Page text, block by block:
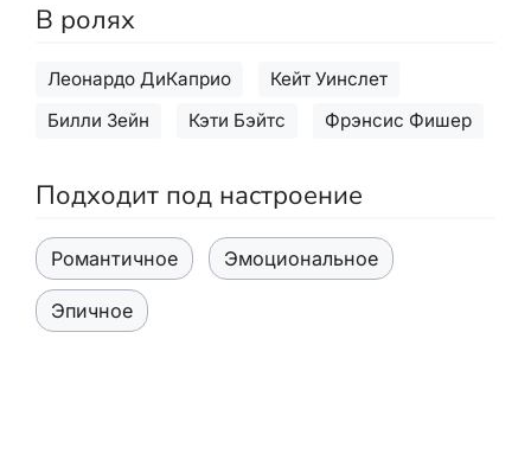
В ролях
Леонардо ДиКаприо
Кейт Уинслет
Билли Зейн
Кэти Бэйтс Фрэнсис Фишер
Подходит под настроение
Романтичное Эмоциональное
Эпичное